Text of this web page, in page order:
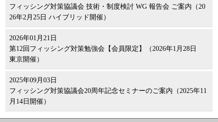
フィッシング対策協議会 技術・制度検討 WG 報告会 ご案内（20
26年2月25日 ハイブリッド開催）
2026年01月21日
第12回フィッシング対策勉強会【会員限定】（2026年1月28日
東京開催）
2025年09月03日
フィッシング対策協議会20周年記念セミナーのご案内（2025年11
月14日開催）